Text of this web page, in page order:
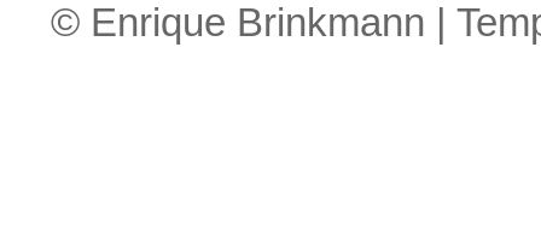
© Enrique Brinkmann |